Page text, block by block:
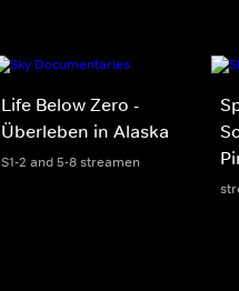
Life Below Zero -
Überleben in Alaska
S1-2 and 5-8 streamen